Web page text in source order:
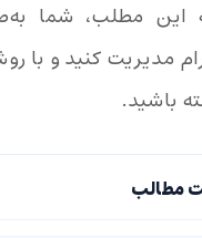
این مطلب، شما
مدیریت کنید و
باشید.